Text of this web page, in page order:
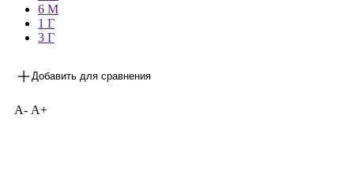
6 М
1 Г
3 Г
Добавить для сравнения